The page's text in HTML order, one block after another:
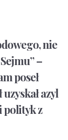
nie
–
poseł
azyl
polityk z